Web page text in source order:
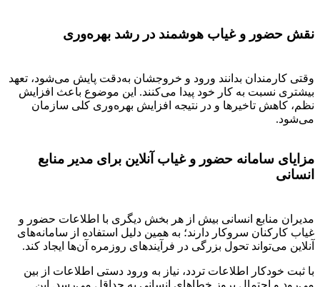
نقش حضور و غیاب هوشمند در رشد بهره‌وری
وقتی کارمندان بدانند ورود و خروجشان به‌دقت پایش می‌شود، تعهد
بیشتری نسبت به کار خود پیدا می‌کنند. این موضوع باعث افزایش
نظم، کاهش تاخیرها و در نتیجه افزایش بهره‌وری کلی سازمان
می‌شود.
مزایای سامانه حضور و غیاب آنلاین برای مدیر منابع
انسانی
مدیران منابع انسانی بیش از هر بخش دیگری با اطلاعات حضور و
غیاب کارکنان سروکار دارند؛ به همین دلیل استفاده از سامانه‌های
آنلاین می‌تواند تحول بزرگی در فرآیندهای روزمره آن‌ها ایجاد کند.
با ثبت خودکار اطلاعات تردد، نیاز به ورود دستی اطلاعات از بین